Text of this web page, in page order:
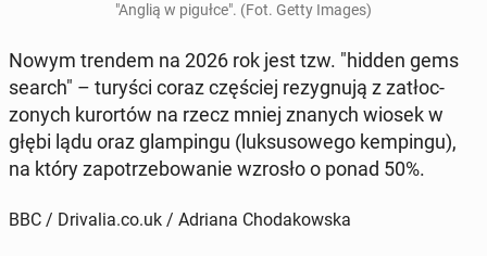
"Anglią w pigułce". (Fot. Getty Images)
Nowym trendem na 2026 rok jest tzw. "hidden gems
search" – turyści coraz częś­ciej rezygnu­ją z za­tłoc­
zonych kurortów na rzecz mniej znanych wiosek w
głębi lądu oraz glampin­gu (luk­su­sowego kempin­gu),
na który za­potrze­bowanie wzrosło o ponad 50%.
BBC / Drivalia.co.uk / Adriana Chodakowska